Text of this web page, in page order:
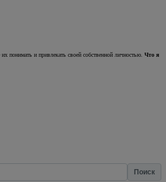
и привлекать своей собственной личностью. Что я